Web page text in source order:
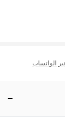
الواتساب